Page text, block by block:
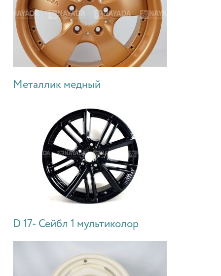
Металлик медный
D 17- Сейбл 1 мультиколор